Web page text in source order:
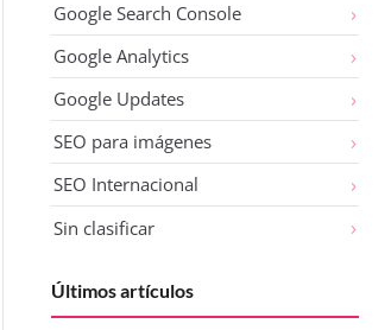
Google Search Console
Google Analytics
Google Updates
SEO para imágenes
SEO Internacional
Sin clasificar
Últimos artículos